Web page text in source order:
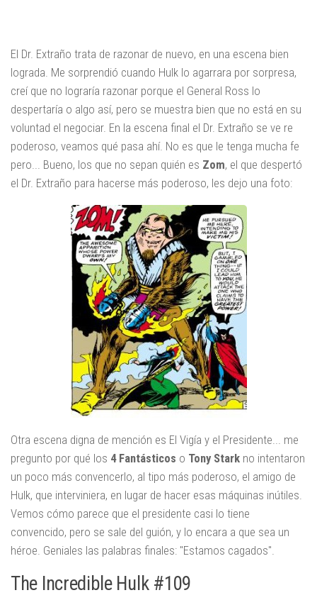
El Dr. Extraño trata de razonar de nuevo, en una escena bien
lograda. Me sorprendió cuando Hulk lo agarrara por sorpresa,
creí que no lograría razonar porque el General Ross lo
despertaría o algo así, pero se muestra bien que no está en su
voluntad el negociar. En la escena final el Dr. Extraño se ve re
poderoso, veamos qué pasa ahí. No es que le tenga mucha fe
pero... Bueno, los que no sepan quién es Zom, el que despertó
el Dr. Extraño para hacerse más poderoso, les dejo una foto:
Otra escena digna de mención es El Vigía y el Presidente... me
pregunto por qué los 4 Fantásticos o Tony Stark no intentaron
un poco más convencerlo, al tipo más poderoso, el amigo de
Hulk, que interviniera, en lugar de hacer esas máquinas inútiles.
Vemos cómo parece que el presidente casi lo tiene
convencido, pero se sale del guión, y lo encara a que sea un
héroe. Geniales las palabras finales: "Estamos cagados".
The Incredible Hulk #109